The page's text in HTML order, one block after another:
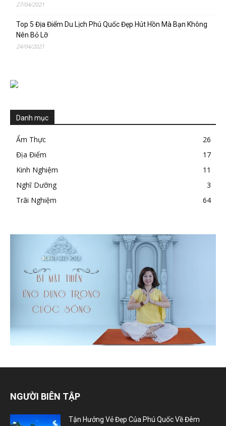
27/04/2021
Top 5 Địa Điểm Du Lịch Phú Quốc Đẹp Hút Hồn Mà Bạn Không
Nên Bỏ Lỡ
24/04/2021
Danh mục
Ẩm Thực
26
Địa Điểm
17
Kinh Nghiệm
11
Nghĩ Dưỡng
3
Trãi Nghiệm
64
NGƯỜI BIÊN TẬP
Tận Hưởng Vẻ Đẹp Của Phú Quốc Về Đêm